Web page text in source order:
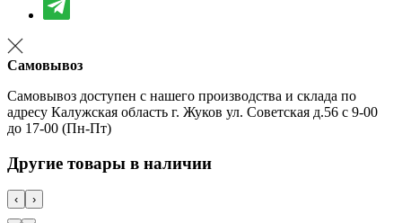
Самовывоз
Самовывоз доступен с нашего производства и склада по
адресу Калужская область г. Жуков ул. Советская д.56 с 9-00
до 17-00 (Пн-Пт)
Другие товары в наличии
‹ ›